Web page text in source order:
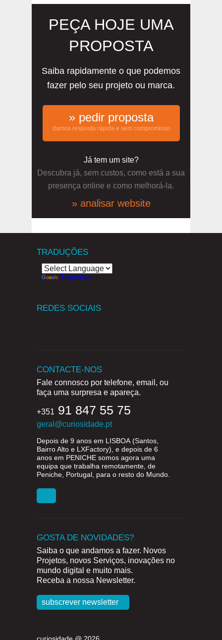
PEÇA HOJE UMA
PROPOSTA
Saiba rapidamente o que podemos
fazer pelo seu projeto ou marca.
» pedir proposta
damos resposta rápida e sem compromisso
Já tem um site?
Descubra já, sem custos, como está a sua
presença online e como melhorá-la.
» analisar website
TRADUÇÕES
Translate
REDES SOCIAIS
CONTACTE-NOS
Fale connosco por telefone, email, ou
faça uma surpresa e apareça.
+351 91 847 55 75
geral@curiosidade.pt
Depois de 9 anos em LISBOA (Santos,
Bairro Alto e LXFactory), e depois de 6
anos em PENICHE somos agora uma
equipa que trabalha remotamente, de
Peniche, Portugal, para o resto do Mundo.
GOSTA DE NOVIDADES?
Saiba o que andamos a fazer. Novos
Projetos, novos Serviços, inovações no
mundo digital e muito mais.
Receba a nossa Newsletter.
subscrever newsletter